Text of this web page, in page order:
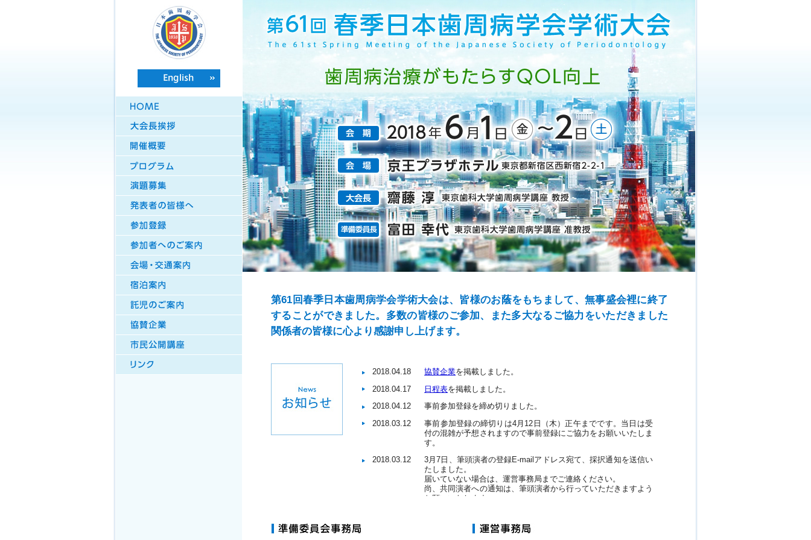
第61回春季日本歯周病学会学術大会は、皆様のお蔭をもちまして、無事盛会裡に終了
することができました。多数の皆様のご参加、また多大なるご協力をいただきました
関係者の皆様に心より感謝申し上げます。
2018.04.18 協賛企業を掲載しました。
2018.04.17 日程表を掲載しました。
2018.04.12 事前参加登録を締め切りました。
2018.03.12
事前参加登録の締切りは4月12日（木）正午までです。当日は受
付の混雑が予想されますので事前登録にご協力をお願いいたしま
す。
2018.03.12
3月7日、筆頭演者の登録E-mailアドレス宛て、採択通知を送信い
たしました。
届いていない場合は、運営事務局までご連絡ください。
尚、共同演者への通知は、筆頭演者から行っていただきますよう
お願いいたします。
発表者の皆様へをご確認お願いいたします。